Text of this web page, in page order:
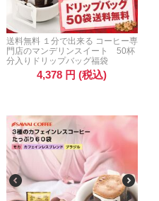
送料無料 １分で出来る コーヒー専
門店のマンデリンスイート 50杯
分入りドリップバッグ福袋
4,378 円 (税込)